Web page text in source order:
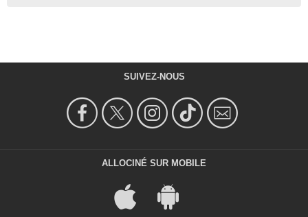
SUIVEZ-NOUS
ALLOCINÉ SUR MOBILE